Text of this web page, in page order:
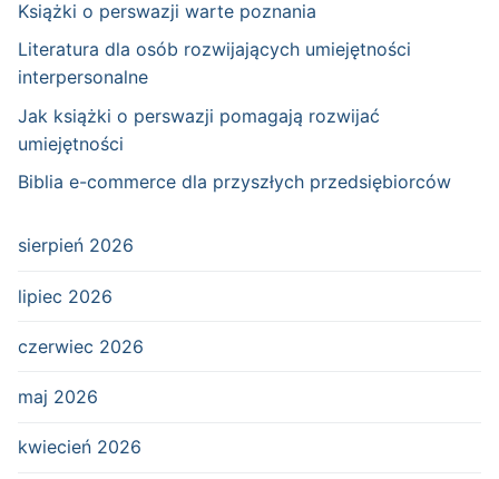
Książki o perswazji warte poznania
Literatura dla osób rozwijających umiejętności
interpersonalne
Jak książki o perswazji pomagają rozwijać
umiejętności
Biblia e-commerce dla przyszłych przedsiębiorców
sierpień 2026
lipiec 2026
czerwiec 2026
maj 2026
kwiecień 2026